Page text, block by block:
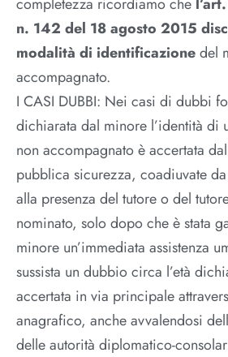
completezza ricordiamo che
n. 142 del 18 agosto 2015
modalità di identificazionedel
accompagnato.
I CASI DUBBI: Nei casi di dubbi
dichiarata dal minore l’identità di
non accompagnato è accertata
pubblica sicurezza, coadiuvate
alla presenza del tutore o del
nominato, solo dopo che è stata
minore un’immediata assistenza
sussista un dubbio circa l’età
accertata in via principale
anagrafico, anche avvalendosi
delle autorità diplomatico-